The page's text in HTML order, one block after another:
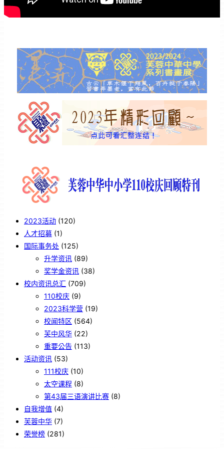
2023活动 (120)
人才招募 (1)
国际事务处 (125)
升学资讯 (89)
奖学金资讯 (38)
校内资讯总汇 (709)
110校庆 (9)
2023科学营 (19)
校闻特区 (564)
芙中风华 (22)
重要公告 (113)
活动资讯 (53)
111校庆 (10)
太空课程 (8)
第43届三语演讲比赛 (8)
自我增值 (4)
芙蓉中华 (7)
荣誉榜 (281)